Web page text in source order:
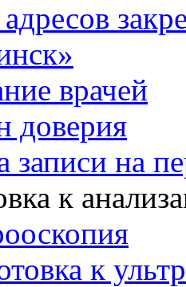
врачей
доверия
записи на
к
к